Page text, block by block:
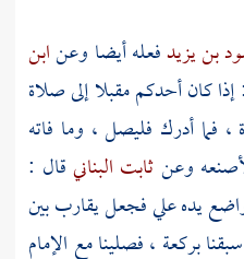
بن يزيدفعله أيضا وعنابن
: إذا كان أحدكم مقبلا إلى صلاة
فما أدرك فليصل ، وما فاته
وعنثابت البنانيقال :
يده علي فجعل يقارب بين
بركعة ، فصلينا مع الإمام